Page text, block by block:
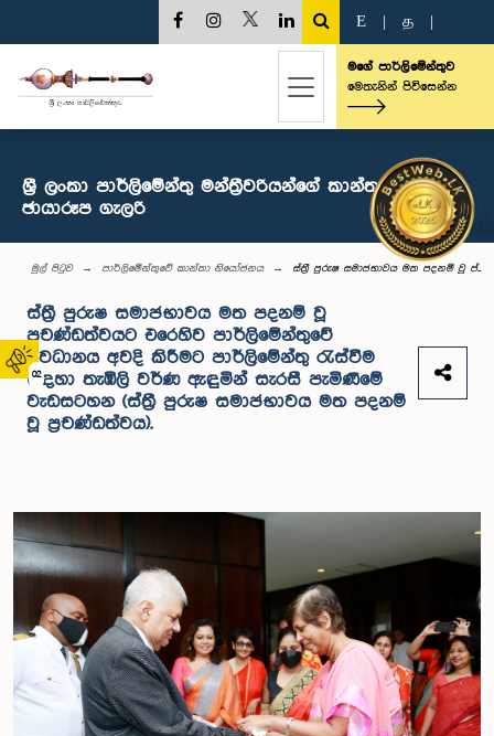
02
E த
මගේ පාර්ලිමේන්තුව
මෙතැනින් පිවිසෙන්න
ශ්‍රී ලංකා පාර්ලිමේන්තු මන්ත්‍රීවරියන්ගේ කාන්තා සංසදය -
ඡායාරූප ගැලරි
මුල් පිටුව පාර්ලිමේන්තුවේ කාන්තා නියෝජනය ස්ත්‍රී පුරුෂ සමාජභාවය මත පදනම් වූ ප්...
ස්ත්‍රී පුරුෂ සමාජභාවය මත පදනම් වූ
ප්‍රචණ්ඩත්වයට එරෙහිව පාර්ලිමේන්තුවේ
අවධානය අවදි කිරීමට පාර්ලිමේන්තු රැස්වීම
සඳහා තැඹිලි වර්ණ ඇඳුමින් සැරසී පැමිණීමේ
වැඩසටහන (ස්ත්‍රී පුරුෂ සමාජභාවය මත පදනම්
වූ ප්‍රචණ්ඩත්වය).